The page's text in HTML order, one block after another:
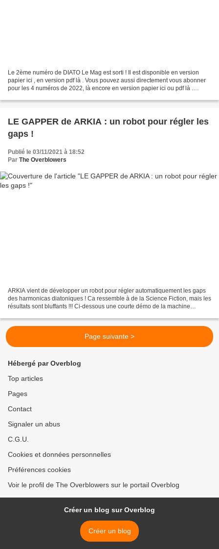
Le 2ème numéro de DIATO Le Mag est sorti ! Il est disponible en version
papier ici , en version pdf là . Vous pouvez aussi directement vous abonner
pour les 4 numéros de 2022, là encore en version papier ici ou pdf là .
LE GAPPER de ARKIA : un robot pour régler les
gaps !
Publié le 03/11/2021 à 18:52
Par The Overblowers
ARKIA vient de développer un robot pour régler automatiquement les gaps
des harmonicas diatoniques ! Ca ressemble à de la Science Fiction, mais les
résultats sont bluffants !!! Ci-dessous une courte démo de la machine
Page suivante >
Hébergé par Overblog
Top articles
Pages
Contact
Signaler un abus
C.G.U.
Cookies et données personnelles
Préférences cookies
Voir le profil de The Overblowers sur le portail Overblog
Créer un blog sur Overblog
Créer un blog